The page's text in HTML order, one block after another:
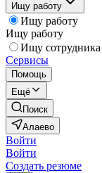
Ищу работу
Ищу работу
Ищу работу
Ищу сотрудника
Сервисы
Помощь
Ещё
Поиск
Алаево
Войти
Войти
Создать резюме